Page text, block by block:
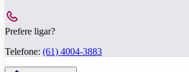
Prefere ligar?
Telefone: (61) 4004-3883